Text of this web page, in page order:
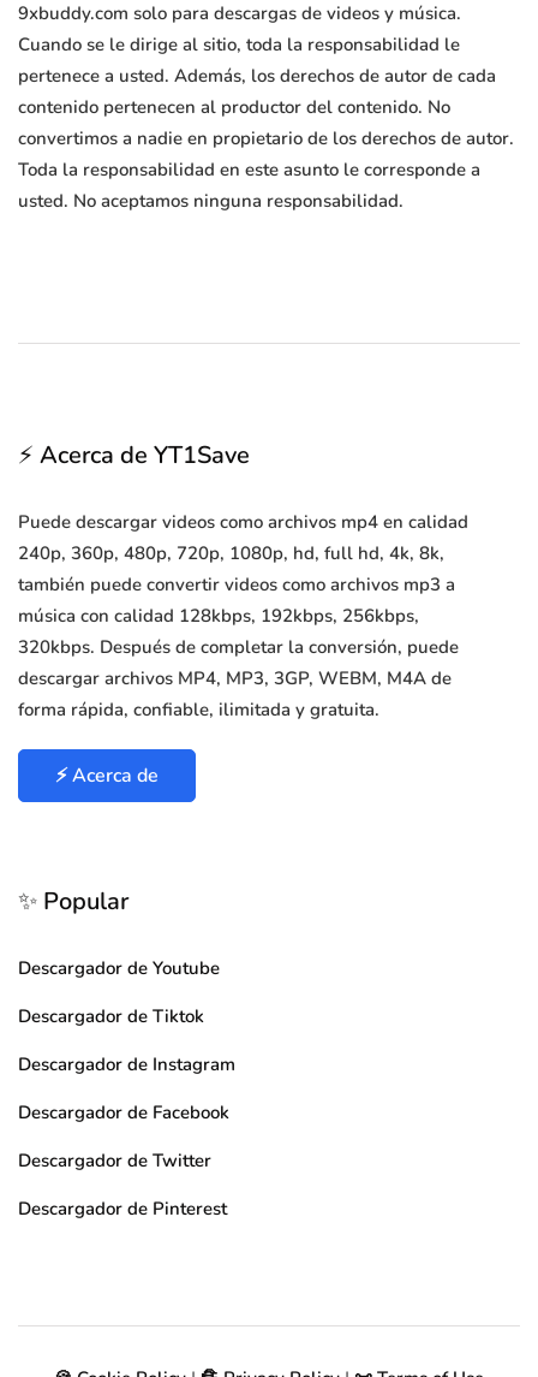
9xbuddy.com solo para descargas de videos y música.
Cuando se le dirige al sitio, toda la responsabilidad le
pertenece a usted. Además, los derechos de autor de cada
contenido pertenecen al productor del contenido. No
convertimos a nadie en propietario de los derechos de autor.
Toda la responsabilidad en este asunto le corresponde a
usted. No aceptamos ninguna responsabilidad.
⚡ Acerca de YT1Save
Puede descargar videos como archivos mp4 en calidad
240p, 360p, 480p, 720p, 1080p, hd, full hd, 4k, 8k,
también puede convertir videos como archivos mp3 a
música con calidad 128kbps, 192kbps, 256kbps,
320kbps. Después de completar la conversión, puede
descargar archivos MP4, MP3, 3GP, WEBM, M4A de
forma rápida, confiable, ilimitada y gratuita.
⚡ Acerca de
✨ Popular
Descargador de Youtube
Descargador de Tiktok
Descargador de Instagram
Descargador de Facebook
Descargador de Twitter
Descargador de Pinterest